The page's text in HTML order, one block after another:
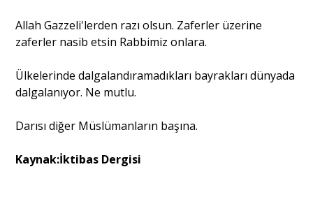
Allah Gazzeli'lerden razı olsun. Zaferler üzerine
zaferler nasib etsin Rabbimiz onlara.
Ülkelerinde dalgalandıramadıkları bayrakları dünyada
dalgalanıyor. Ne mutlu.
Darısı diğer Müslümanların başına.
Kaynak:İktibas Dergisi